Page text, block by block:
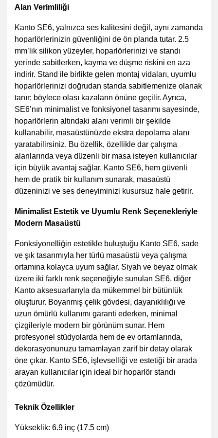
Alan Verimliliği
Kanto SE6, yalnızca ses kalitesini değil, aynı zamanda
hoparlörlerinizin güvenliğini de ön planda tutar. 2.5
mm’lik silikon yüzeyler, hoparlörlerinizi ve standı
yerinde sabitlerken, kayma ve düşme riskini en aza
indirir. Stand ile birlikte gelen montaj vidaları, uyumlu
hoparlörlerinizi doğrudan standa sabitlemenize olanak
tanır; böylece olası kazaların önüne geçilir. Ayrıca,
SE6’nın minimalist ve fonksiyonel tasarımı sayesinde,
hoparlörlerin altındaki alanı verimli bir şekilde
kullanabilir, masaüstünüzde ekstra depolama alanı
yaratabilirsiniz. Bu özellik, özellikle dar çalışma
alanlarında veya düzenli bir masa isteyen kullanıcılar
için büyük avantaj sağlar. Kanto SE6, hem güvenli
hem de pratik bir kullanım sunarak, masaüstü
düzeninizi ve ses deneyiminizi kusursuz hale getirir.
Minimalist Estetik ve Uyumlu Renk Seçenekleriyle
Modern Masaüstü
Fonksiyonelliğin estetikle buluştuğu Kanto SE6, sade
ve şık tasarımıyla her türlü masaüstü veya çalışma
ortamına kolayca uyum sağlar. Siyah ve beyaz olmak
üzere iki farklı renk seçeneğiyle sunulan SE6, diğer
Kanto aksesuarlarıyla da mükemmel bir bütünlük
oluşturur. Boyanmış çelik gövdesi, dayanıklılığı ve
uzun ömürlü kullanımı garanti ederken, minimal
çizgileriyle modern bir görünüm sunar. Hem
profesyonel stüdyolarda hem de ev ortamlarında,
dekorasyonunuzu tamamlayan zarif bir detay olarak
öne çıkar. Kanto SE6, işlevselliği ve estetiği bir arada
arayan kullanıcılar için ideal bir hoparlör standı
çözümüdür.
Teknik Özellikler
Yükseklik: 6.9 inç (17.5 cm)